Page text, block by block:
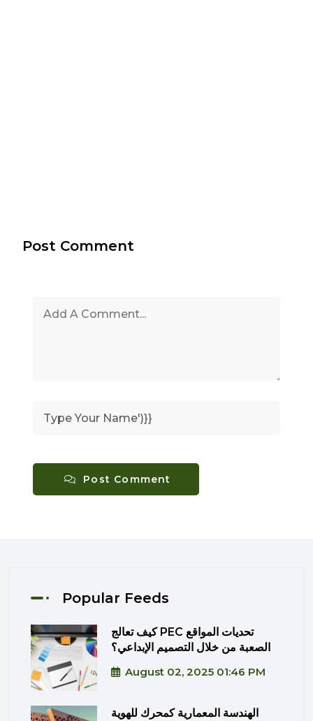
Post Comment
Post Comment
Popular Feeds
كيف تعالج PEC تحديات المواقع
الصعبة من خلال التصميم الإبداعي؟
August 02, 2025 01:46 PM
الهندسة المعمارية كمحرك للهوية